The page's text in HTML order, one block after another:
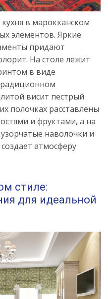
в марокканском
элементов. Яркие
придают
На столе лежит
в виде
висит пестрый
полочках расставлены
и фруктами, а на
наволочки и
атмосферу
стиле:
для идеальной